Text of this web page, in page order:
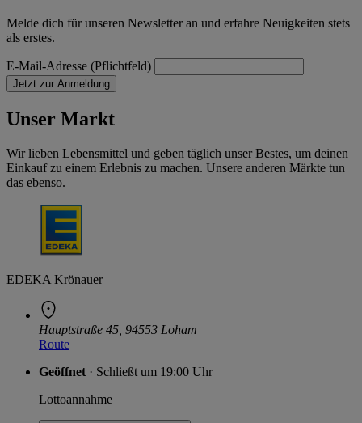
Melde dich für unseren Newsletter an und erfahre Neuigkeiten stets
als erstes.
E-Mail-Adresse (Pflichtfeld)
Jetzt zur Anmeldung
Unser Markt
Wir lieben Lebensmittel und geben täglich unser Bestes, um deinen
Einkauf zu einem Erlebnis zu machen. Unsere anderen Märkte tun
das ebenso.
EDEKA Krönauer
Hauptstraße 45, 94553 Loham
Route
Geöffnet · Schließt um 19:00 Uhr
Lottoannahme